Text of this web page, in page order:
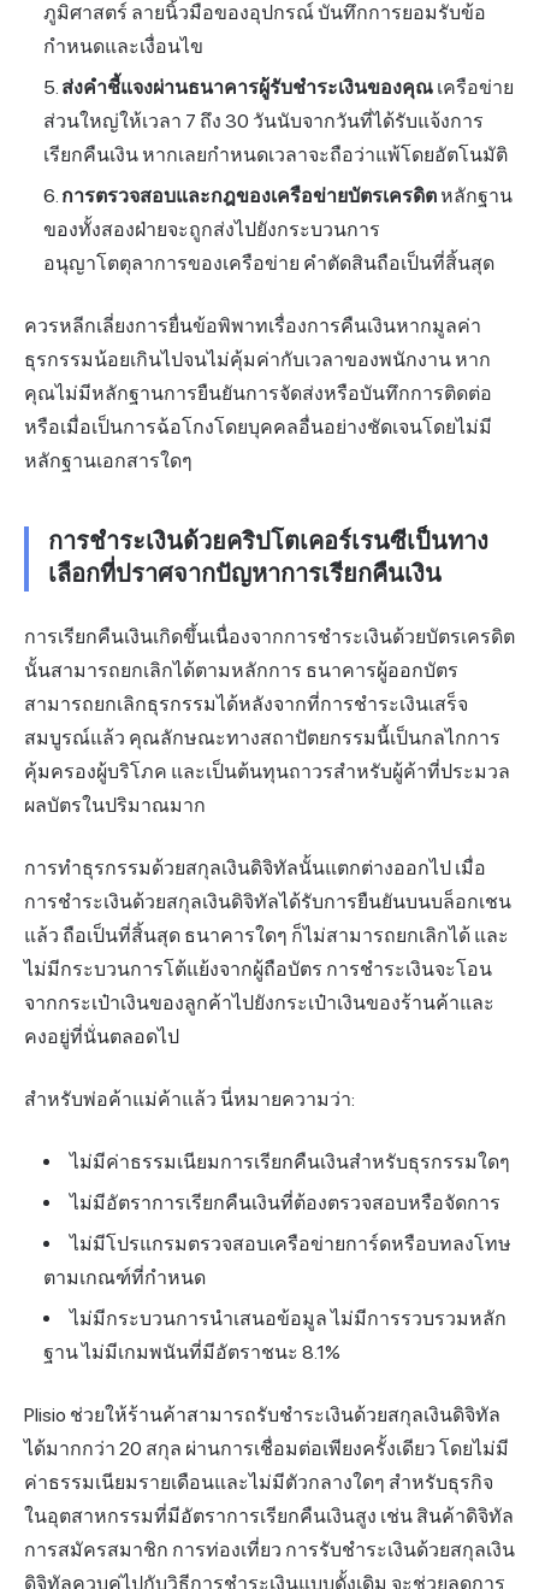
ภูมิศาสตร์ ลายนิ้วมือของอุปกรณ์ บันทึกการยอมรับข้อ
กำหนดและเงื่อนไข
ส่งคำชี้แจงผ่านธนาคารผู้รับชำระเงินของคุณ เครือข่าย
ส่วนใหญ่ให้เวลา 7 ถึง 30 วันนับจากวันที่ได้รับแจ้งการ
เรียกคืนเงิน หากเลยกำหนดเวลาจะถือว่าแพ้โดยอัตโนมัติ
การตรวจสอบและกฎของเครือข่ายบัตรเครดิตหลักฐาน
ของทั้งสองฝ่ายจะถูกส่งไปยังกระบวนการ
อนุญาโตตุลาการของเครือข่าย คำตัดสินถือเป็นที่สิ้นสุด
ควรหลีกเลี่ยงการยื่นข้อพิพาทเรื่องการคืนเงินหากมูลค่า
ธุรกรรมน้อยเกินไปจนไม่คุ้มค่ากับเวลาของพนักงาน หาก
คุณไม่มีหลักฐานการยืนยันการจัดส่งหรือบันทึกการติดต่อ
หรือเมื่อเป็นการฉ้อโกงโดยบุคคลอื่นอย่างชัดเจนโดยไม่มี
หลักฐานเอกสารใดๆ
การชำระเงินด้วยคริปโตเคอร์เรนซีเป็นทาง
เลือกที่ปราศจากปัญหาการเรียกคืนเงิน
การเรียกคืนเงินเกิดขึ้นเนื่องจากการชำระเงินด้วยบัตรเครดิต
นั้นสามารถยกเลิกได้ตามหลักการ ธนาคารผู้ออกบัตร
สามารถยกเลิกธุรกรรมได้หลังจากที่การชำระเงินเสร็จ
สมบูรณ์แล้ว คุณลักษณะทางสถาปัตยกรรมนี้เป็นกลไกการ
คุ้มครองผู้บริโภค และเป็นต้นทุนถาวรสำหรับผู้ค้าที่ประมวล
ผลบัตรในปริมาณมาก
การทำธุรกรรมด้วยสกุลเงินดิจิทัลนั้นแตกต่างออกไป เมื่อ
การชำระเงินด้วยสกุลเงินดิจิทัลได้รับการยืนยันบนบล็อกเชน
แล้ว ถือเป็นที่สิ้นสุด ธนาคารใดๆ ก็ไม่สามารถยกเลิกได้ และ
ไม่มีกระบวนการโต้แย้งจากผู้ถือบัตร การชำระเงินจะโอน
จากกระเป๋าเงินของลูกค้าไปยังกระเป๋าเงินของร้านค้าและ
คงอยู่ที่นั่นตลอดไป
สำหรับพ่อค้าแม่ค้าแล้ว นี่หมายความว่า:
ไม่มีค่าธรรมเนียมการเรียกคืนเงินสำหรับธุรกรรมใดๆ
ไม่มีอัตราการเรียกคืนเงินที่ต้องตรวจสอบหรือจัดการ
ไม่มีโปรแกรมตรวจสอบเครือข่ายการ์ดหรือบทลงโทษ
ตามเกณฑ์ที่กำหนด
ไม่มีกระบวนการนำเสนอข้อมูล ไม่มีการรวบรวมหลัก
ฐาน ไม่มีเกมพนันที่มีอัตราชนะ 8.1%
Plisio ช่วยให้ร้านค้าสามารถรับชำระเงินด้วยสกุลเงินดิจิทัล
ได้มากกว่า 20 สกุล ผ่านการเชื่อมต่อเพียงครั้งเดียว โดยไม่มี
ค่าธรรมเนียมรายเดือนและไม่มีตัวกลางใดๆ สำหรับธุรกิจ
ในอุตสาหกรรมที่มีอัตราการเรียกคืนเงินสูง เช่น สินค้าดิจิทัล
การสมัครสมาชิก การท่องเที่ยว การรับชำระเงินด้วยสกุลเงิน
ดิจิทัลควบคู่ไปกับวิธีการชำระเงินแบบดั้งเดิม จะช่วยลดการ